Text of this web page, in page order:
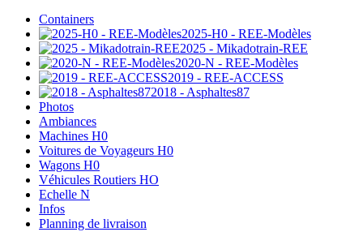
Containers
2025-H0 - REE-Modèles
2025 - Mikadotrain-REE
2020-N - REE-Modèles
2019 - REE-ACCESS
2018 - Asphaltes87
Photos
Ambiances
Machines H0
Voitures de Voyageurs H0
Wagons H0
Véhicules Routiers HO
Echelle N
Infos
Planning de livraison